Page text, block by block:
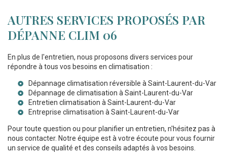
AUTRES SERVICES PROPOSÉS PAR
DÉPANNE CLIM 06
En plus de l'entretien, nous proposons divers services pour
répondre à tous vos besoins en climatisation :
Dépannage climatisation réversible à Saint-Laurent-du-Var
Dépannage de climatisation à Saint-Laurent-du-Var
Entretien climatisation à Saint-Laurent-du-Var
Entreprise climatisation à Saint-Laurent-du-Var
Pour toute question ou pour planifier un entretien, n'hésitez pas à
nous contacter. Notre équipe est à votre écoute pour vous fournir
un service de qualité et des conseils adaptés à vos besoins.